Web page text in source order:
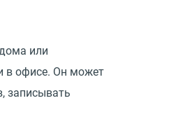
или
в офисе. Он может
записывать